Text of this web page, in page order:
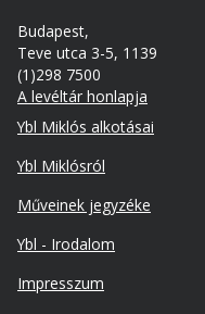
Budapest,
Teve utca 3-5, 1139
(1)298 7500
A levéltár honlapja
Footer
Ybl Miklós alkotásai
Ybl Miklósról
Műveinek jegyzéke
Ybl - Irodalom
Lábléc
másodlagos
Impresszum